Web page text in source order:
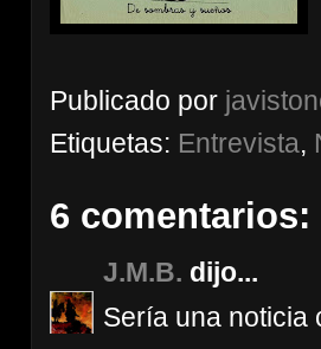
Publicado por
Etiquetas: Entrevista,
6 comentarios:
J.M.B. dijo...
Sería una noticia